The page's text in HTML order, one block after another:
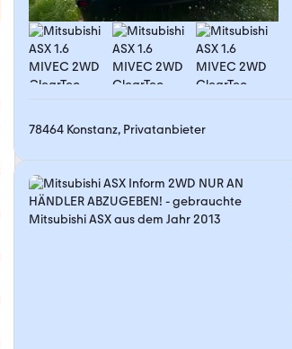
78464 Konstanz, Privatanbieter